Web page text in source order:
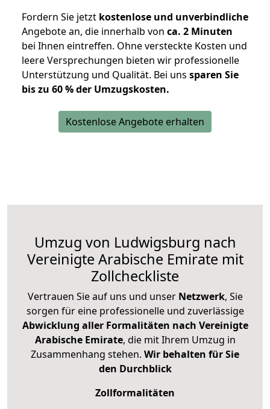
Fordern Sie jetzt kostenlose und unverbindliche
Angebote an, die innerhalb von ca. 2 Minuten
bei Ihnen eintreffen. Ohne versteckte Kosten und
leere Versprechungen bieten wir professionelle
Unterstützung und Qualität. Bei uns sparen Sie
bis zu 60 % der Umzugskosten.
Kostenlose Angebote erhalten
Umzug von Ludwigsburg nach
Vereinigte Arabische Emirate mit
Zollcheckliste
Vertrauen Sie auf uns und unser Netzwerk, Sie
sorgen für eine professionelle und zuverlässige
Abwicklung aller Formalitäten nach Vereinigte
Arabische Emirate, die mit Ihrem Umzug in
Zusammenhang stehen. Wir behalten für Sie
den Durchblick
Zollformalitäten